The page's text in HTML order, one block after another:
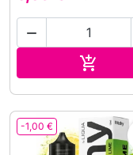


-1,00 €